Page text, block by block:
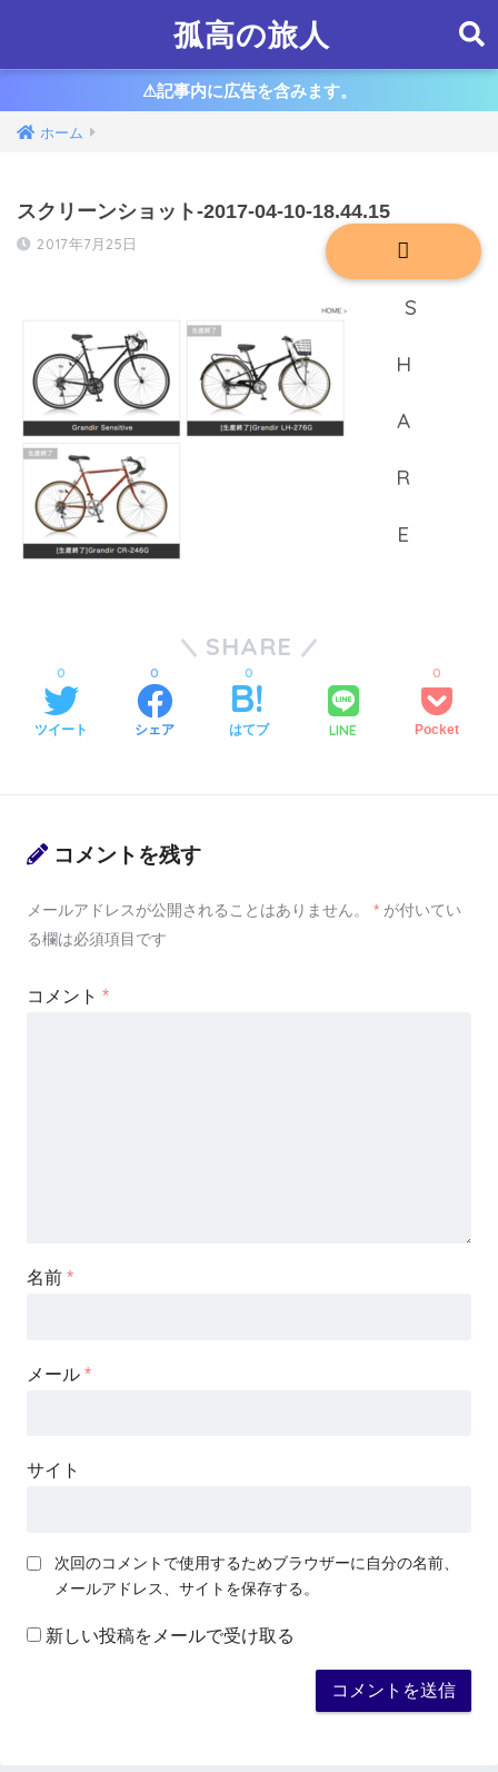
孤高の旅人
⚠︎記事内に広告を含みます。
ホーム
スクリーンショット-2017-04-10-18.44.15
2017年7月25日
SHARE
ツイート
0
シェア
0
はてブ
0
LINE Pocket
0
コメントを残す
メールアドレスが公開されることはありません。 * が付いてい
る欄は必須項目です
コメント *
名前 *
メール *
サイト
次回のコメントで使用するためブラウザーに自分の名前、
メールアドレス、サイトを保存する。
新しい投稿をメールで受け取る